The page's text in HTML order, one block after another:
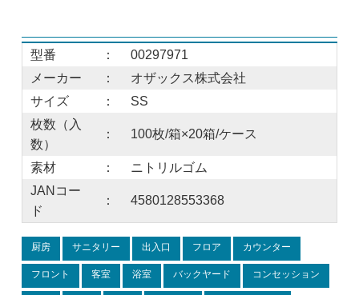
型番 ：
00297971
メーカー
：
オザックス株式会社
サイズ
：
SS
枚数（入
数）
： 100枚/箱×20箱/ケース
素材 ：
ニトリルゴム
JANコー
ド
： 4580128553368
厨房 サニタリー 出入口 フロア カウンター
フロント 客室 浴室 バックヤード コンセッション